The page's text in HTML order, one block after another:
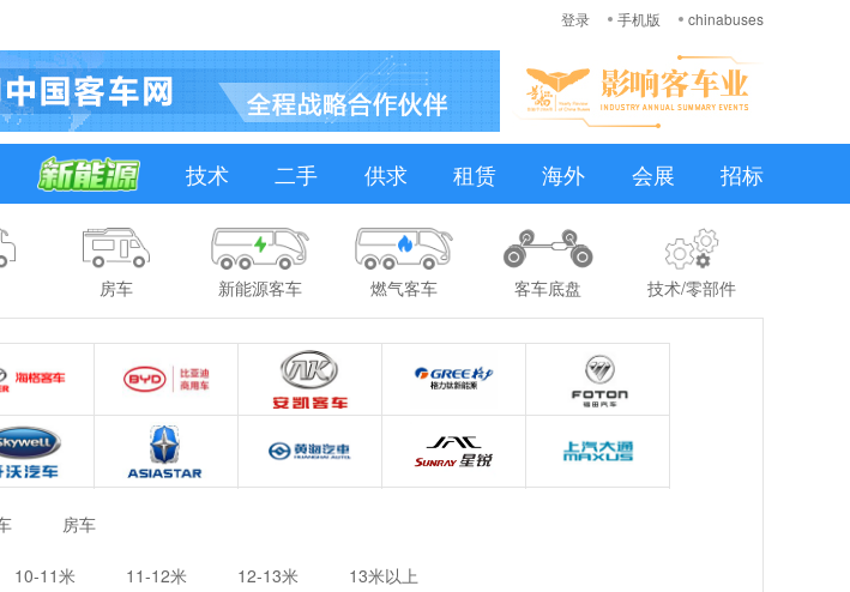
登录 手机版 chinabuses
技术 二手 供求 租赁 海外 会展 招标
房车 新能源客车 燃气客车 客车底盘 技术/零部件
房车
10-11米 11-12米 12-13米 13米以上